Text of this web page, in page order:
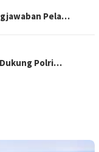
Pela…
Polri…